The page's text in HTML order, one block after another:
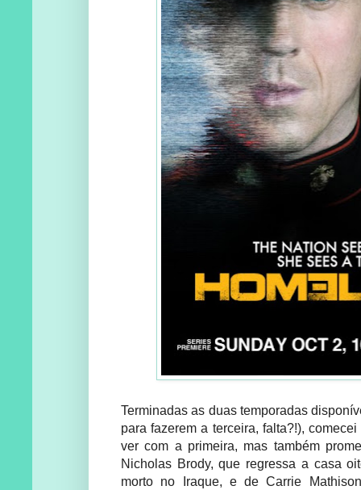
Terminadas as duas temporadas
para fazerem a terceira, falta?!),
ver com a primeira, mas também
Nicholas Brody, que regressa a casa
morto no Iraque, e de Carrie